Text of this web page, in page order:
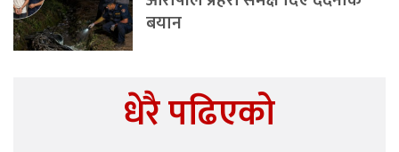
बयान
धेरै पढिएको